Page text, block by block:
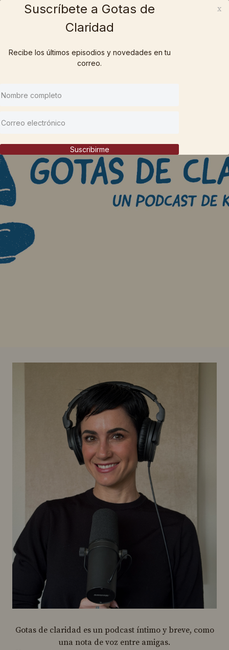
Gotas de claridad es un podcast íntimo y breve, como
una nota de voz entre amigas.
Suscríbete a Gotas de
Claridad
Recibe los últimos episodios y novedades en tu
correo.
Suscribirme
x